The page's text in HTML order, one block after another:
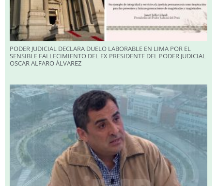
PODER JUDICIAL DECLARA DUELO LABORABLE EN LIMA POR EL
SENSIBLE FALLECIMIENTO DEL EX PRESIDENTE DEL PODER JUDICIAL
OSCAR ALFARO ÁLVAREZ